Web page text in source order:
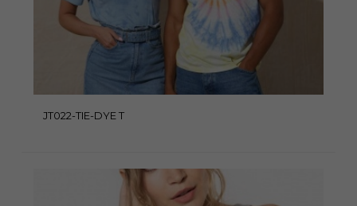
JT022-TIE-DYE T